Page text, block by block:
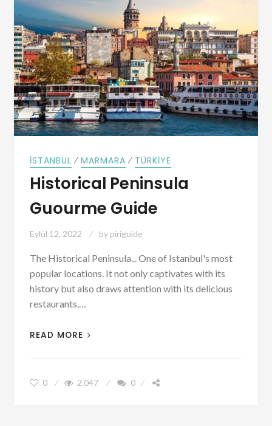
İSTANBUL ⁄ MARMARA ⁄ TÜRKIYE
Historical Peninsula
Guourme Guide
Eylül 12, 2022 by piriguide
The Historical Peninsula... One of Istanbul's most
popular locations. It not only captivates with its
history but also draws attention with its delicious
restaurants.…
READ MORE
0 2.047 0